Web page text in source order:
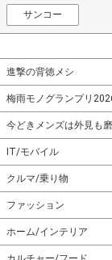
サンコー
進撃の背徳メシ
梅雨モノグランプリ
今どきメンズは外見も
IT/モバイル
クルマ/乗り物
ファッション
ホーム/インテリア